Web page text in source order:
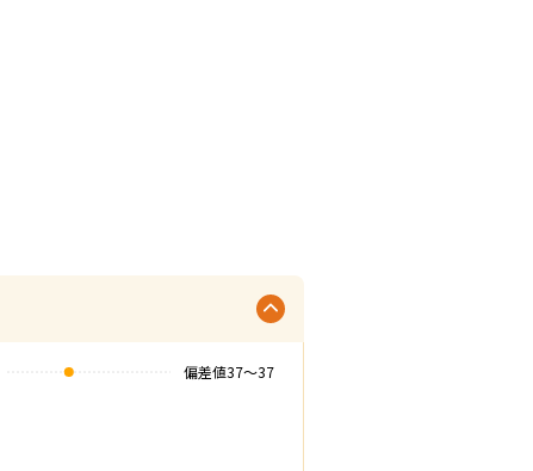
偏差値37〜37